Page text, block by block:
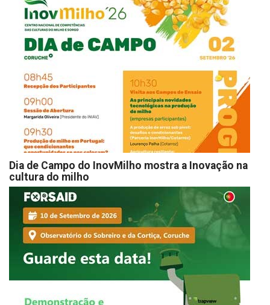
Dia de Campo do InovMilho mostra a Inovação na
cultura do milho